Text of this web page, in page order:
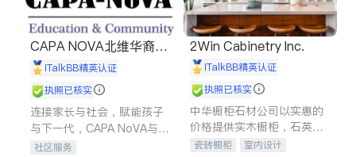
CAPA NOVA北维华裔家
长会iTalkBB精英认证
执照已核实
连接家长与社会，赋能孩子
与下一代，CAPA NoVA与您
携手建设包容、公平、充满
社区服务
2Win Cabinetry Inc.
iTalkBB精英认证
执照已核实
中华橱柜石材公司以实惠的
价格提供实木橱柜，石英石
台面，多种优质不锈钢水
瓷砖橱柜
室内设计